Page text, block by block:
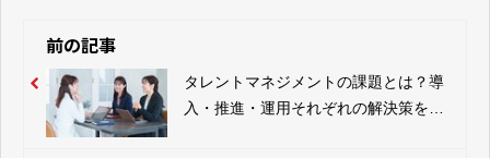
前の記事
タレントマネジメントの課題とは？導
入・推進・運用それぞれの解決策を解